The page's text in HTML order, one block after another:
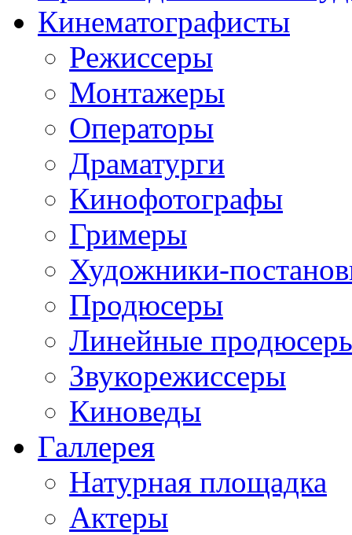
Кинематографисты
Режиссеры
Монтажеры
Операторы
Драматурги
Кинофотографы
Гримеры
Художники-
Продюсеры
Линейные
Звукорежиссеры
Киноведы
Галлерея
Натурная площадка
Актеры